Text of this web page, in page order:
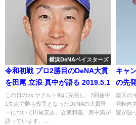
横浜DeNAベイスターズ
令和初戦 プロ2勝目のDeNA大貫
を田尾 立浪 真中が語る 2019.5.1
この日のvs.ヤクルト戦に先発し、7回途中
1失点で勝ち投手となったDeNAの大貫晋
一について田尾安志、立浪和義、真中満が
語っています。...
キャ
の先
る
楽天の
発転向
豊が語